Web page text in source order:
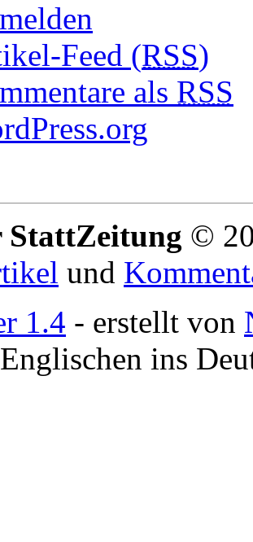
Feed (RSS)
als RSS
StattZeitung ©
und
1.4 - erstellt von
ins